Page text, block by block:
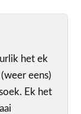
het ek
eens)
Ek het